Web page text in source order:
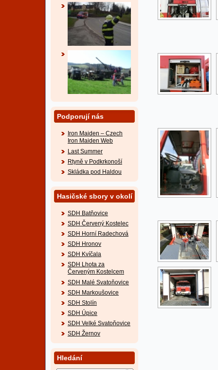
Podporují nás
Iron Maiden – Czech
Iron Maiden Web
Last Summer
Rtyně v Podkrkonoší
Skládka pod Haldou
Hasičské sbory v okolí
SDH Batňovice
SDH Červený Kostelec
SDH Horní Radechová
SDH Hronov
SDH Kvíčala
SDH Lhota za
Červeným Kostelcem
SDH Malé Svatoňovice
SDH Markoušovice
SDH Stolín
SDH Úpice
SDH Velké Svatoňovice
SDH Žernov
Hledání